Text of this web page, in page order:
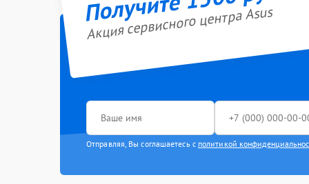
Акция сервисного центра Asus
Отправляя, Вы соглашаетесь с политикой